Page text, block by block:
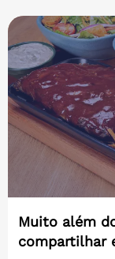
Muito além
compartilhar